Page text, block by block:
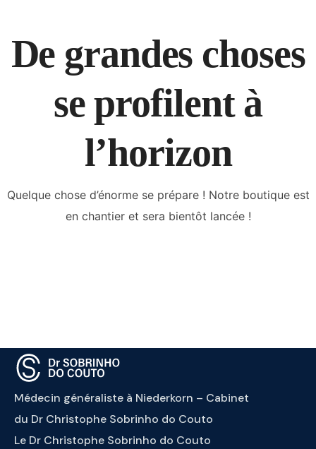
De grandes choses
se profilent à
l’horizon
Quelque chose d’énorme se prépare ! Notre boutique est
en chantier et sera bientôt lancée !
Médecin généraliste à Niederkorn – Cabinet
du Dr Christophe Sobrinho do Couto
Le Dr Christophe Sobrinho do Couto